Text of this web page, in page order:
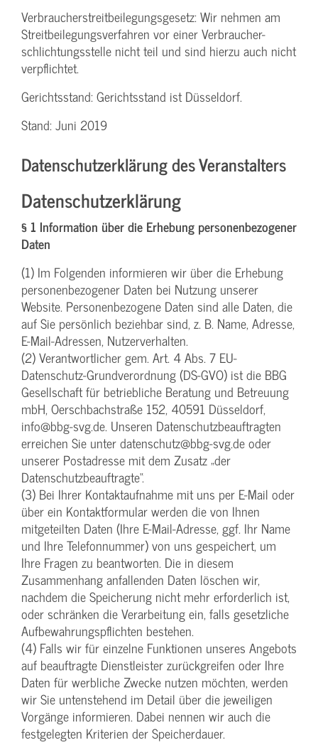
Verbraucher­streitbeilegungs­gesetz: Wir nehmen am
Streit­beilegungs­verfahren vor einer Verbraucher­
schlichtungs­stelle nicht teil und sind hierzu auch nicht
verpflichtet.
Gerichtsstand: Gerichtsstand ist Düsseldorf.
Stand: Juni 2019
Datenschutzerklärung des Veranstalters
Datenschutzerklärung
§ 1 Information über die Erhebung personenbezogener
Daten
(1) Im Folgenden informieren wir über die Erhebung
personenbezogener Daten bei Nutzung unserer
Website. Personenbezogene Daten sind alle Daten, die
auf Sie persönlich beziehbar sind, z. B. Name, Adresse,
E-Mail-Adressen, Nutzerverhalten.
(2) Verantwortlicher gem. Art. 4 Abs. 7 EU-
Datenschutz-Grundverordnung (DS-GVO) ist die BBG
Gesellschaft für betriebliche Beratung und Betreuung
mbH, Oerschbachstraße 152, 40591 Düsseldorf,
info@bbg-svg.de. Unseren Datenschutzbeauftragten
erreichen Sie unter datenschutz@bbg-svg.de oder
unserer Postadresse mit dem Zusatz „der
Datenschutzbeauftragte“.
(3) Bei Ihrer Kontaktaufnahme mit uns per E-Mail oder
über ein Kontaktformular werden die von Ihnen
mitgeteilten Daten (Ihre E-Mail-Adresse, ggf. Ihr Name
und Ihre Telefonnummer) von uns gespeichert, um
Ihre Fragen zu beantworten. Die in diesem
Zusammenhang anfallenden Daten löschen wir,
nachdem die Speicherung nicht mehr erforderlich ist,
oder schränken die Verarbeitung ein, falls gesetzliche
Aufbewahrungspflichten bestehen.
(4) Falls wir für einzelne Funktionen unseres Angebots
auf beauftragte Dienstleister zurückgreifen oder Ihre
Daten für werbliche Zwecke nutzen möchten, werden
wir Sie untenstehend im Detail über die jeweiligen
Vorgänge informieren. Dabei nennen wir auch die
festgelegten Kriterien der Speicherdauer.